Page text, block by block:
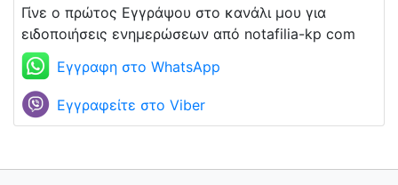
Γίνε ο πρώτος Εγγράψου στο κανάλι μου για
ειδοποιήσεις ενημερώσεων από notafilia-kp com
Εγγραφη στο WhatsApp
Εγγραφείτε στο Viber